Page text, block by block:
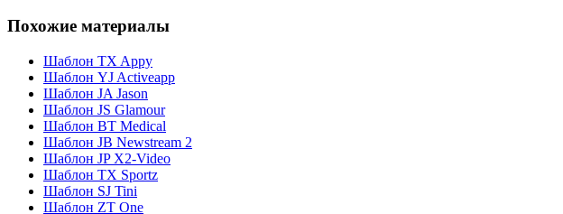
Похожие материалы
Шаблон TX Appy
Шаблон YJ Activeapp
Шаблон JA Jason
Шаблон JS Glamour
Шаблон BT Medical
Шаблон JB Newstream 2
Шаблон JP X2-Video
Шаблон TX Sportz
Шаблон SJ Tini
Шаблон ZT One